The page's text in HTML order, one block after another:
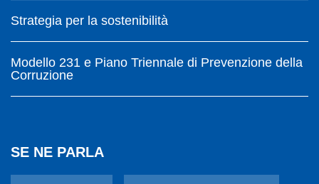
Strategia per la sostenibilità
Modello 231 e Piano Triennale di Prevenzione della
Corruzione
SE NE PARLA